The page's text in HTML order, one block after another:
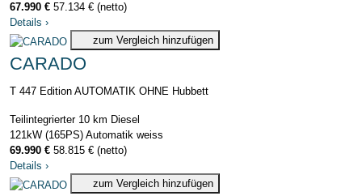
67.990 € 57.134 € (netto)
Details ›
zum Vergleich hinzufügen
CARADO
T 447 Edition AUTOMATIK OHNE Hubbett
Teilintegrierter 10 km Diesel
121kW (165PS) Automatik weiss
69.990 € 58.815 € (netto)
Details ›
zum Vergleich hinzufügen